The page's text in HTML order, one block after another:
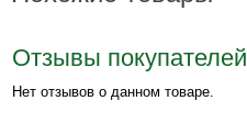
Отзывы покупателей
Нет отзывов о данном товаре.